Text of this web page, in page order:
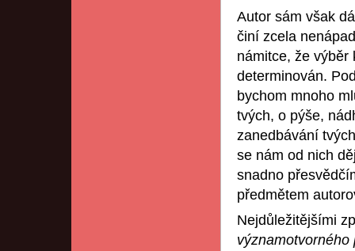
Autor sám však
činí zcela
námitce, že výběr
determinován.
bychom mnoho
tvých, o pýše,
zanedbávání
se nám od nich
snadno
předmětem
Nejdůležitějšími
významotvorného